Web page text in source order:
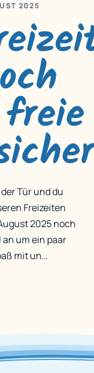
2025
Tür und du
Freizeiten
2025 noch
um ein paar
mit un…